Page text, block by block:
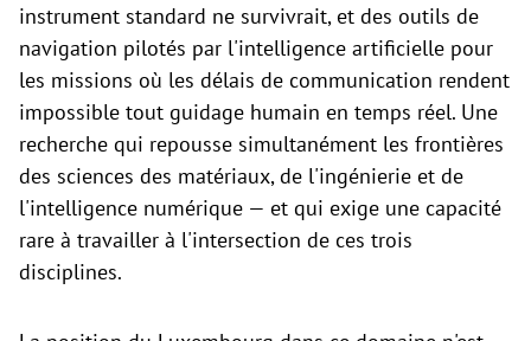
instrument standard ne survivrait, et des outils de
navigation pilotés par l'intelligence artificielle pour
les missions où les délais de communication rendent
impossible tout guidage humain en temps réel. Une
recherche qui repousse simultanément les frontières
des sciences des matériaux, de l'ingénierie et de
l'intelligence numérique — et qui exige une capacité
rare à travailler à l'intersection de ces trois
disciplines.